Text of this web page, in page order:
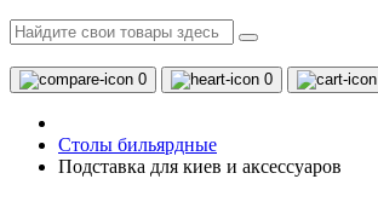
0 0
Столы бильярдные
Подставка для киев и аксессуаров